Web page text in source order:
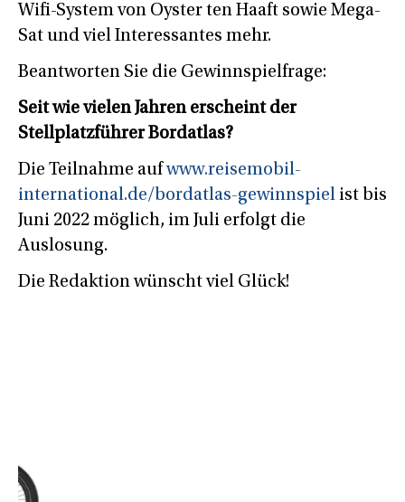
Wifi-System von Oyster ten Haaft sowie Mega-
Sat und viel Interessantes mehr.
Beantworten Sie die Gewinnspielfrage:
Seit wie vielen Jahren erscheint der
Stellplatzführer Bordatlas?
Die Teilnahme aufwww.reisemobil-
international.de/bordatlas-gewinnspiel ist bis
Juni 2022 möglich, im Juli erfolgt die
Auslosung.
Die Redaktion wünscht viel Glück!